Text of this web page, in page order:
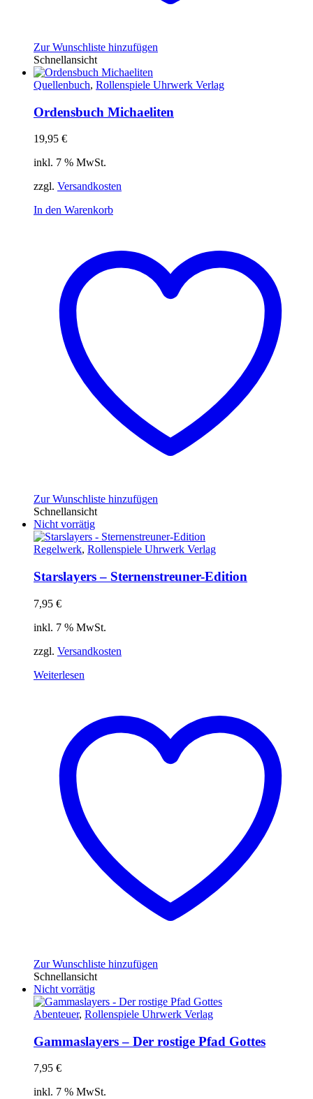
Zur Wunschliste hinzufügen
Schnellansicht
Quellenbuch, Rollenspiele Uhrwerk Verlag
Ordensbuch Michaeliten
19,95 €
inkl. 7 % MwSt.
zzgl. Versandkosten
In den Warenkorb
Zur Wunschliste hinzufügen
Schnellansicht
Nicht vorrätig
Regelwerk, Rollenspiele Uhrwerk Verlag
Starslayers – Sternenstreuner-Edition
7,95 €
inkl. 7 % MwSt.
zzgl. Versandkosten
Weiterlesen
Zur Wunschliste hinzufügen
Schnellansicht
Nicht vorrätig
Abenteuer, Rollenspiele Uhrwerk Verlag
Gammaslayers – Der rostige Pfad Gottes
7,95 €
inkl. 7 % MwSt.